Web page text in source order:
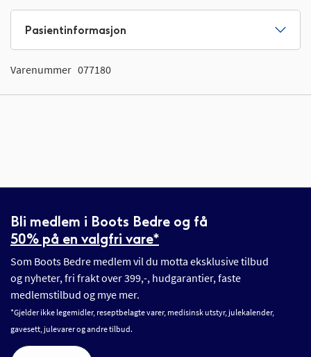
Pasientinformasjon
Varenummer 077180
Bli medlem i Boots Bedre og få
50% på en valgfri vare*
Som Boots Bedre medlem vil du motta eksklusive tilbud
og nyheter, fri frakt over 399,-, hudgarantier, faste
medlemstilbud og mye mer.
*Gjelder ikke legemidler, reseptbelagte varer, medisinsk utstyr, julekalender,
gavesett, julevarer og andre tilbud.